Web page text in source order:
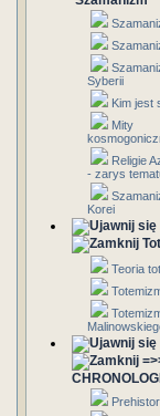
Syberii
Kim jest
Mity
Religie
- zarys
Korei
Teoria